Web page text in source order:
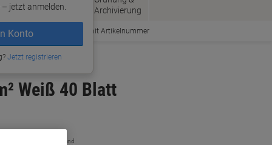
jetzt anmelden.
Konto
Jetzt registrieren
Bürobedarf
Archivierung
Bestellen mit Artikelnummer
Weiß 40 Blatt
zzgl. Versand